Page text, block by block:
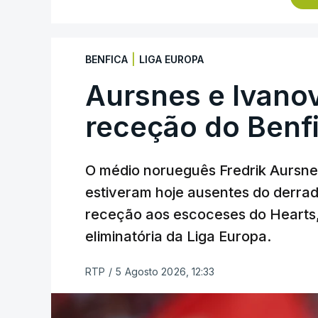
triunfo em prólogos da prova, o sexto
segundos, enquanto o italiano Luca
(Anicolor-Campicarn), vencedor das
quarta e quinta posições,
em Sintra, na primeira das 10 etapas
categoria nos derradeiros 50
TÓPICOS
BENFICA LIGA EUROPA
Aursnes e
receção do
O médio norueguês Fredrik
estiveram hoje ausentes do
receção aos escoceses do
eliminatória da Liga Europa.
RTP / 5 Agosto 2026, 12:33